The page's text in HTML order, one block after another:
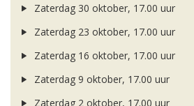
Zaterdag 30 oktober, 17.00 uur
Zaterdag 23 oktober, 17.00 uur
Zaterdag 16 oktober, 17.00 uur
Zaterdag 9 oktober, 17.00 uur
Zaterdag 2 oktober, 17.00 uur